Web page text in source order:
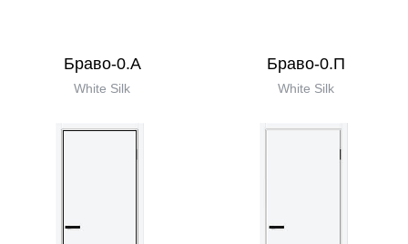
Браво-0.А
White Silk
Браво-0.П
White Silk